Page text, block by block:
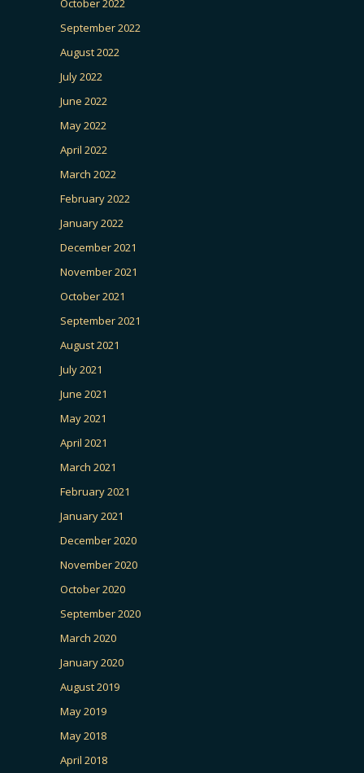
October 2022
September 2022
August 2022
July 2022
June 2022
May 2022
April 2022
March 2022
February 2022
January 2022
December 2021
November 2021
October 2021
September 2021
August 2021
July 2021
June 2021
May 2021
April 2021
March 2021
February 2021
January 2021
December 2020
November 2020
October 2020
September 2020
March 2020
January 2020
August 2019
May 2019
May 2018
April 2018